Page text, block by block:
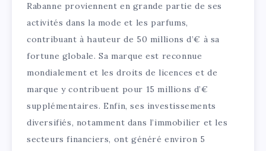
Rabanne proviennent en grande partie de ses
activités dans la mode et les parfums,
contribuant à hauteur de 50 millions d’€ à sa
fortune globale. Sa marque est reconnue
mondialement et les droits de licences et de
marque y contribuent pour 15 millions d’€
supplémentaires. Enfin, ses investissements
diversifiés, notamment dans l’immobilier et les
secteurs financiers, ont généré environ 5